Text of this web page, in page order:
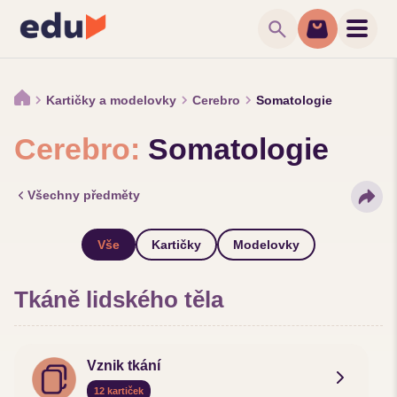
search
Kartičky a modelovky Cerebro Somatologie
Cerebro: Somatologie
Všechny předměty
Vše Kartičky Modelovky
Tkáně lidského těla
Vznik tkání
12 kartiček